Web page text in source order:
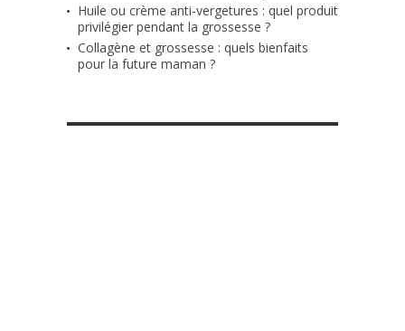
Huile ou crème anti-vergetures : quel produit
privilégier pendant la grossesse ?
Collagène et grossesse : quels bienfaits
pour la future maman ?